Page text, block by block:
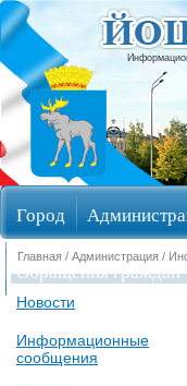
Город
Обращения граждан
Главная / Администрация /
Новости
Информационные
сообщения